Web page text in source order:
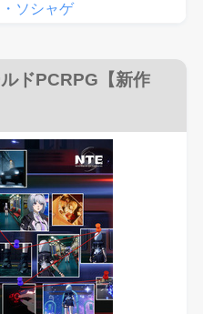
・ソシャゲ
ドPCRPG【新作